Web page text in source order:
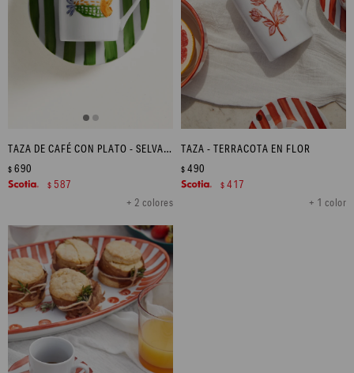
TAZA DE CAFÉ CON PLATO - SELVA MARINA
+ 2 colores
$ 690
$ 587
TAZA - TERRACOTA EN FLOR
+ 1 color
$ 490
$ 417